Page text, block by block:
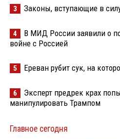
3 Законы, вступающие в
4
В МИД России заявили о
войне с Россией
5 Ереван рубит сук, на
6
Эксперт предрек крах
манипулировать Трампом
Главное сегодня